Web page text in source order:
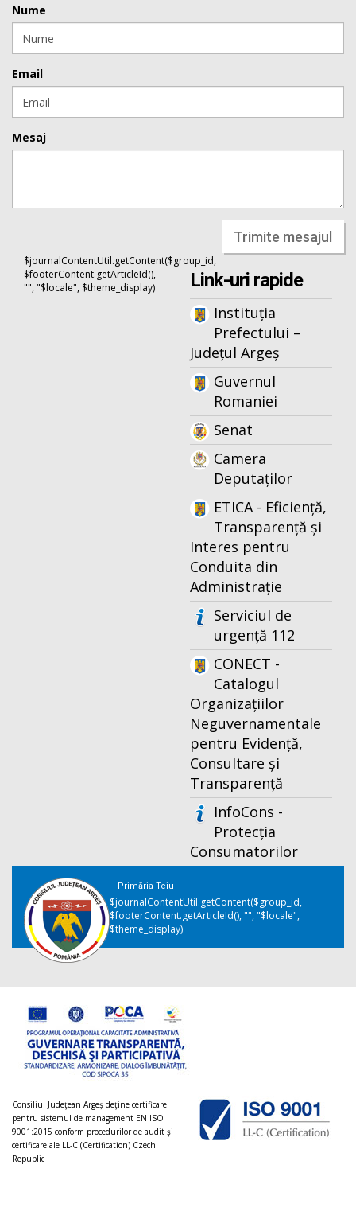
Nume
Email
Mesaj
Trimite mesajul
$journalContentUtil.getContent($group_id,
$footerContent.getArticleId(),
"", "$locale", $theme_display)
Link-uri rapide
Instituția
Prefectului –
Județul Argeș
Guvernul
Romaniei
Senat
Camera
Deputaților
ETICA - Eficiență,
Transparență și
Interes pentru
Conduita din
Administrație
Serviciul de
urgență 112
CONECT -
Catalogul
Organizațiilor
Neguvernamentale
pentru Evidență,
Consultare și
Transparență
InfoCons -
Protecția
Consumatorilor
Primăria Teiu
$journalContentUtil.getContent($group_id,
$footerContent.getArticleId(), "", "$locale",
$theme_display)
Consiliul Judeţean Argeș deţine certificare
pentru sistemul de management EN ISO
9001:2015 conform procedurilor de audit şi
certificare ale LL-C (Certification) Czech
Republic